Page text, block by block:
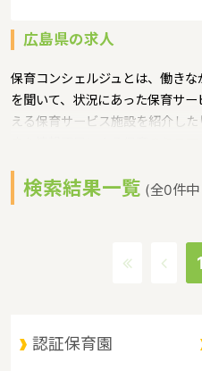
広島県の求人
保育コンシェルジュとは、働き
を聞いて、状況にあった保育サ
える保育サービス施設を紹介し
する取り組みを行っています。
口は2832035人（2017/5/1現在
6.4万円（2017年10月賃貸住宅
り、観光地としても魅力的な都
検索結果一覧 (全0件
認証保育園